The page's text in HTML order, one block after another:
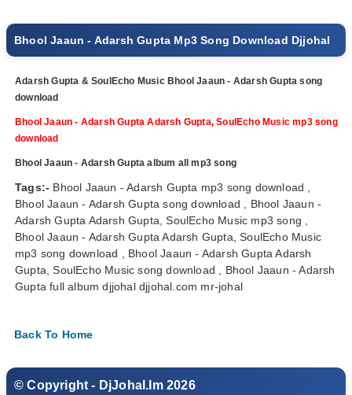
Bhool Jaaun - Adarsh Gupta Mp3 Song Download Djjohal
Adarsh Gupta & SoulEcho Music Bhool Jaaun - Adarsh Gupta song
download
Bhool Jaaun - Adarsh Gupta Adarsh Gupta, SoulEcho Music mp3 song
download
Bhool Jaaun - Adarsh Gupta album all mp3 song
Tags:- Bhool Jaaun - Adarsh Gupta mp3 song download ,
Bhool Jaaun - Adarsh Gupta song download , Bhool Jaaun -
Adarsh Gupta Adarsh Gupta, SoulEcho Music mp3 song ,
Bhool Jaaun - Adarsh Gupta Adarsh Gupta, SoulEcho Music
mp3 song download , Bhool Jaaun - Adarsh Gupta Adarsh
Gupta, SoulEcho Music song download , Bhool Jaaun - Adarsh
Gupta full album djjohal djjohal.com mr-johal
Back To Home
© Copyright - DjJohal.Im 2026